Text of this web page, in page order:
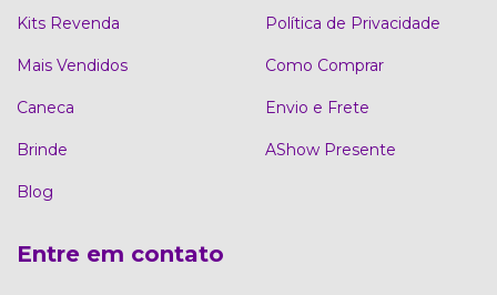
Kits Revenda
Mais Vendidos
Caneca
Brinde
Blog
Política de Privacidade
Como Comprar
Envio e Frete
AShow Presente
Entre em contato